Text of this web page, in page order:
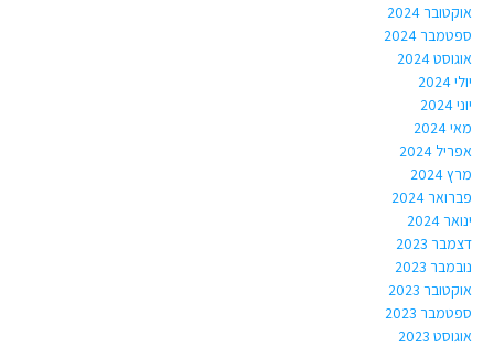
אוקטובר 2024
ספטמבר 2024
אוגוסט 2024
יולי 2024
יוני 2024
מאי 2024
אפריל 2024
מרץ 2024
פברואר 2024
ינואר 2024
דצמבר 2023
נובמבר 2023
אוקטובר 2023
ספטמבר 2023
אוגוסט 2023